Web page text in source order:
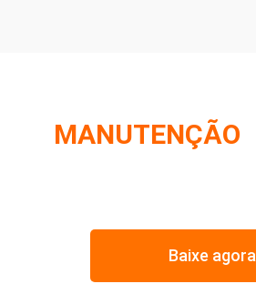
MANUTENÇÃO
Baixe agora